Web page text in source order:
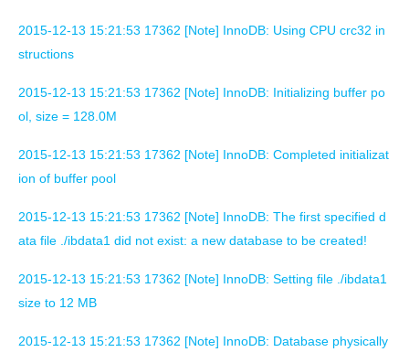
2015-12-13 15:21:53 17362 [Note] InnoDB: Using CPU crc32 in
structions
2015-12-13 15:21:53 17362 [Note] InnoDB: Initializing buffer po
ol, size = 128.0M
2015-12-13 15:21:53 17362 [Note] InnoDB: Completed initializat
ion of buffer pool
2015-12-13 15:21:53 17362 [Note] InnoDB: The first specified d
ata file ./ibdata1 did not exist: a new database to be created!
2015-12-13 15:21:53 17362 [Note] InnoDB: Setting file ./ibdata1
size to 12 MB
2015-12-13 15:21:53 17362 [Note] InnoDB: Database physically